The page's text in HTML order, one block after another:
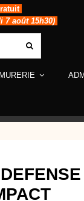
7 août 15h30)